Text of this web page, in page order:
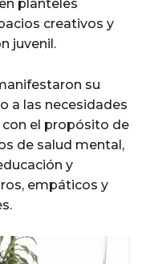
planteles
creativos y
juvenil.
su
a las necesidades
con el propósito de
de salud mental,
y
empáticos y